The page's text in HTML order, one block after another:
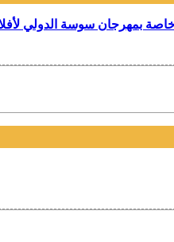
بمهرجان سوسة الدولي